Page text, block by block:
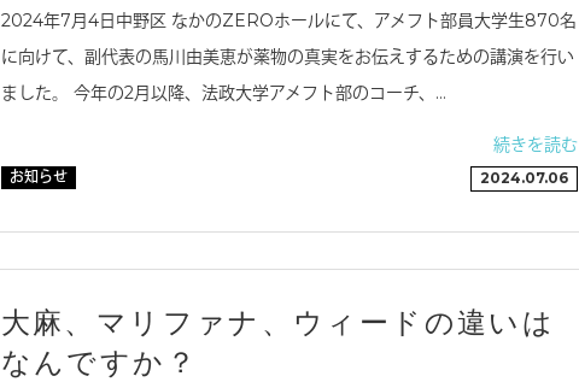
2024年7月4日中野区 なかのZEROホールにて、アメフト部員大学生870名
に向けて、副代表の馬川由美恵が薬物の真実をお伝えするための講演を行い
ました。 今年の2月以降、法政大学アメフト部のコーチ、…
続きを読む
お知らせ 2024.07.06
大麻、マリファナ、ウィードの違いは
なんですか？